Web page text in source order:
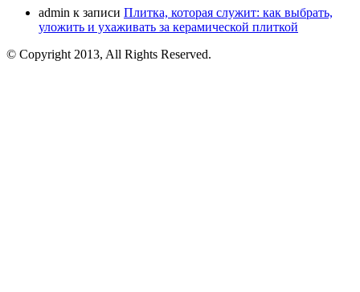
admin к записи Плитка, которая служит: как выбрать,
уложить и ухаживать за керамической плиткой
© Copyright 2013, All Rights Reserved.